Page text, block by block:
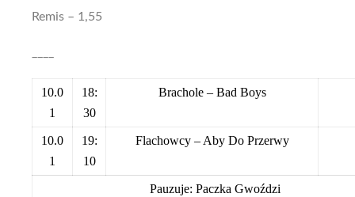
Remis – 1,55
10.0
1
18:
30
Brachole – Bad Boys
10.0
1
19:
10
Flachowcy – Aby Do Przerwy
Pauzuje: Paczka Gwoździ